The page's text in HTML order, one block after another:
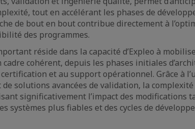
tout en accélérant les phases de
de bout en bout contribue directement à
des programmes.
réside dans la capacité d’Expleo à
cohérent, depuis les phases initiales
certification et au support opérationnel. Grâce à
solutions avancées de validation, la
significativement l’impact des modifications
systèmes plus fiables et des cycles de